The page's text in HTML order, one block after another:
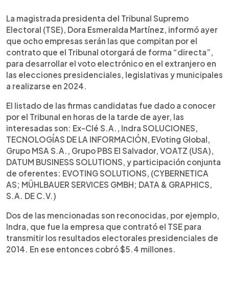
► Escuchar artículo
La magistrada presidenta del Tribunal Supremo
Electoral (TSE), Dora Esmeralda Martínez, informó ayer
que ocho empresas serán las que compitan por el
contrato que el Tribunal otorgará de forma “directa”,
para desarrollar el voto electrónico en el extranjero en
las elecciones presidenciales, legislativas y municipales
a realizarse en 2024.
El listado de las firmas candidatas fue dado a conocer
por el Tribunal en horas de la tarde de ayer, las
interesadas son: Ex-Clé S.A., Indra SOLUCIONES,
TECNOLOGÍAS DE LA INFORMACIÓN, EVoting Global,
Grupo MSA S.A., Grupo PBS El Salvador, VOATZ (USA),
DATUM BUSINESS SOLUTIONS, y participación conjunta
de oferentes: EVOTING SOLUTIONS, (CYBERNETICA
AS; MÜHLBAUER SERVICES GMBH; DATA & GRAPHICS,
S.A. DE C.V.)
Dos de las mencionadas son reconocidas, por ejemplo,
Indra, que fue la empresa que contrató el TSE para
transmitir los resultados electorales presidenciales de
2014. En ese entonces cobró $5.4 millones.